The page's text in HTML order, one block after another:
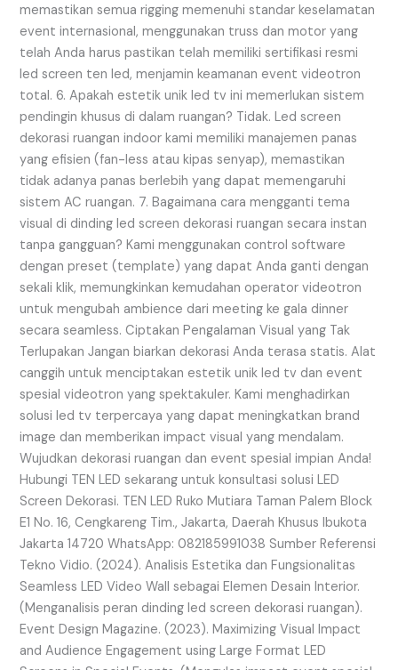
memastikan semua rigging memenuhi standar keselamatan
event internasional, menggunakan truss dan motor yang
telah Anda harus pastikan telah memiliki sertifikasi resmi
led screen ten led, menjamin keamanan event videotron
total. 6. Apakah estetik unik led tv ini memerlukan sistem
pendingin khusus di dalam ruangan? Tidak. Led screen
dekorasi ruangan indoor kami memiliki manajemen panas
yang efisien (fan-less atau kipas senyap), memastikan
tidak adanya panas berlebih yang dapat memengaruhi
sistem AC ruangan. 7. Bagaimana cara mengganti tema
visual di dinding led screen dekorasi ruangan secara instan
tanpa gangguan? Kami menggunakan control software
dengan preset (template) yang dapat Anda ganti dengan
sekali klik, memungkinkan kemudahan operator videotron
untuk mengubah ambience dari meeting ke gala dinner
secara seamless. Ciptakan Pengalaman Visual yang Tak
Terlupakan Jangan biarkan dekorasi Anda terasa statis. Alat
canggih untuk menciptakan estetik unik led tv dan event
spesial videotron yang spektakuler. Kami menghadirkan
solusi led tv terpercaya yang dapat meningkatkan brand
image dan memberikan impact visual yang mendalam.
Wujudkan dekorasi ruangan dan event spesial impian Anda!
Hubungi TEN LED sekarang untuk konsultasi solusi LED
Screen Dekorasi. TEN LED Ruko Mutiara Taman Palem Block
E1 No. 16, Cengkareng Tim., Jakarta, Daerah Khusus Ibukota
Jakarta 14720 WhatsApp: 082185991038 Sumber Referensi
Tekno Vidio. (2024). Analisis Estetika dan Fungsionalitas
Seamless LED Video Wall sebagai Elemen Desain Interior.
(Menganalisis peran dinding led screen dekorasi ruangan).
Event Design Magazine. (2023). Maximizing Visual Impact
and Audience Engagement using Large Format LED